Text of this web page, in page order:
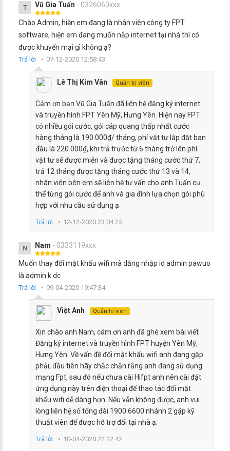
T Vũ Gia Tuấn - 0326060xxx
Chào Admin, hiện em đang là nhân viên công ty FPT
software, hiện em đang muốn nắp internet tại nhà thì có
được khuyến mại gì không ạ?
Trả lời 07-12-2020 12:58:43
Lê Thị Kim Vân Quản trị viên
Cảm ơn bạn Vũ Gia Tuấn đã liên hệ đăng ký internet
và truyền hình FPT Yên Mỹ, Hưng Yên. Hiện nay FPT
có nhiều gói cước, gói cáp quang thấp nhất cước
hàng tháng là 190.000₫/ tháng, phí vật tư lắp đặt ban
đầu là 220.000₫, khi trả trước từ 6 tháng trở lên phí
vật tư sẽ được miễn và được tặng tháng cước thứ 7,
trả 12 tháng được tặng tháng cước thứ 13 và 14,
nhân viên bên em sẽ liên hệ tư vấn cho anh Tuấn cụ
thể từng gói cước để anh và gia đình lựa chọn gói phù
hợp với nhu cầu sử dụng ạ
Trả lời 12-12-2020 23:04:25
N Nam - 0333119xxx
Muốn thay đổi mật khẩu wifi mà dăng nhập id admin pawuo
là admin k dc
Trả lời 09-04-2020 19:47:34
Việt Anh Quản trị viên
Xin chào anh Nam, cám ơn anh đã ghé xem bài viết
Đăng ký internet và truyền hình FPT huyện Yên Mỹ,
Hưng Yên. Về vấn đề đổi mật khẩu wifi anh đang gặp
phải, đầu tiên hãy chắc chắn rằng anh đang sử dụng
mạng Fpt, sau đó nếu chưa cài Hifpt anh nên cài đặt
ứng dụng này trên điện thoại để thao tác đổi mật
khẩu wifi dễ dàng hơn. Nếu vẫn không được, anh vui
lòng liên hệ số tổng đài 1900 6600 nhánh 2 gặp kỹ
thuật viên để được hỗ trợ đổi tại nhà ạ.
Trả lời 10-04-2020 22:22:42